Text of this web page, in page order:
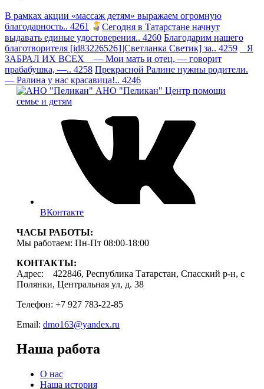
В рамках акции «массаж детям» выражаем огромную
благодарность.. 4261
Сегодня в Татарстане начнут
выдавать единые удостоверения.. 4260 Благодарим нашего
благотворителя [id832265261|Светланка Светик] за.. 4259
Я
ЗАБРАЛ ИХ ВСЕХ — Мои мать и отец, — говорит
прабабушка, —.. 4258 Прекрасной Ралине нужны родители.
— Ралина у нас красавица!.. 4246
АНО "Пеликан" Центр помощи
семье и детям
ВКонтакте
ЧАСЫ РАБОТЫ:
Мы работаем: Пн-Пт 08:00-18:00
КОНТАКТЫ:
Адрес: 422846, Республика Татарстан, Спасский р-н, с
Полянки, Центральная ул, д. 38
Телефон: +7 927 783-22-85
Email: dmo163@yandex.ru
Наша работа
О нас
Наша история